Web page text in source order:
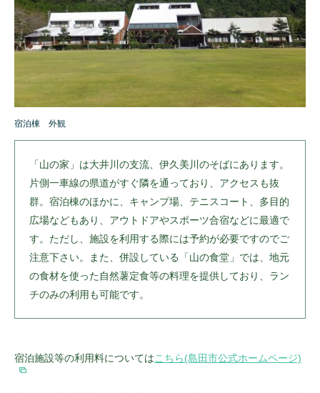
宿泊棟 外観
「山の家」は大井川の支流、伊久美川のそばにあります。
片側一車線の県道がすぐ隣を通っており、アクセスも抜
群。宿泊棟のほかに、キャンプ場、テニスコート、多目的
広場などもあり、アウトドアやスポーツ合宿などに最適で
す。ただし、施設を利用する際には予約が必要ですのでご
注意下さい。また、併設している「山の食堂」では、地元
の食材を使った自然薯定食等の料理を提供しており、ラン
チのみの利用も可能です。
宿泊施設等の利用料についてはこちら(島田市公式ホームページ)